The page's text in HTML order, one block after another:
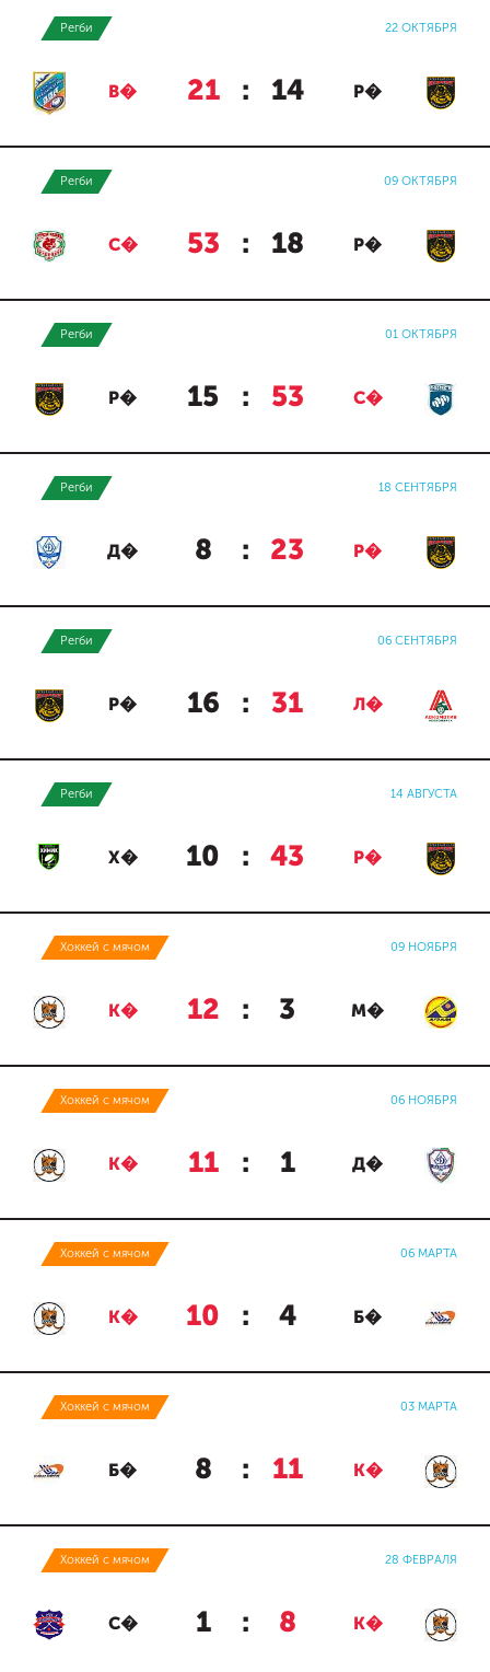
Регби 22 ОКТЯБРЯ
В� 21 : 14 Р�
Регби 09 ОКТЯБРЯ
С� 53 : 18 Р�
Регби 01 ОКТЯБРЯ
Р� 15 : 53 С�
Регби 18 СЕНТЯБРЯ
Д� 8 : 23 Р�
Регби 06 СЕНТЯБРЯ
Р� 16 : 31 Л�
Регби 14 АВГУСТА
Х� 10 : 43 Р�
Хоккей с мячом 09 НОЯБРЯ
К� 12 : 3 М�
Хоккей с мячом 06 НОЯБРЯ
К� 11 : 1 Д�
Хоккей с мячом 06 МАРТА
К� 10 : 4 Б�
Хоккей с мячом 03 МАРТА
Б� 8 : 11 К�
Хоккей с мячом 28 ФЕВРАЛЯ
С� 1 : 8 К�